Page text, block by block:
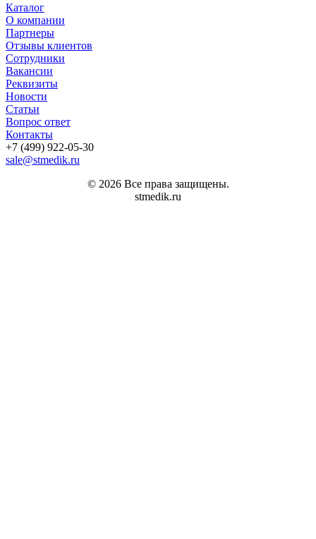
Каталог
О компании
Партнеры
Отзывы клиентов
Сотрудники
Вакансии
Реквизиты
Новости
Статьи
Вопрос ответ
Контакты
+7 (499) 922-05-30
sale@stmedik.ru
© 2026 Все права защищены.
stmedik.ru